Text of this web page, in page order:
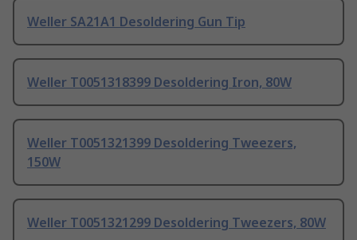
Weller SA21A1 Desoldering Gun Tip
Weller T0051318399 Desoldering Iron, 80W
Weller T0051321399 Desoldering Tweezers,
150W
Weller T0051321299 Desoldering Tweezers, 80W